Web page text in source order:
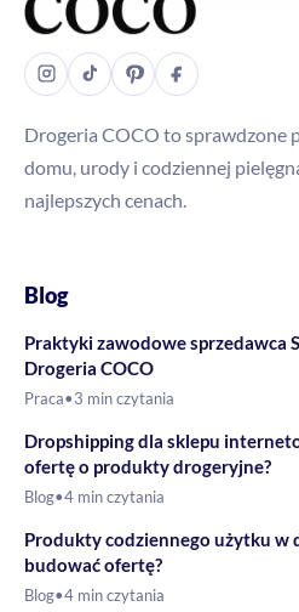
Drogeria COCO to sprawdzone
domu, urody i codziennej
najlepszych cenach.
Blog
Praktyki zawodowe sprzedawca
Drogeria COCO
Praca•3 min czytania
Dropshipping dla sklepu
ofertę o produkty drogeryjne?
Blog•4 min czytania
Produkty codziennego użytku w
budować ofertę?
Blog•4 min czytania